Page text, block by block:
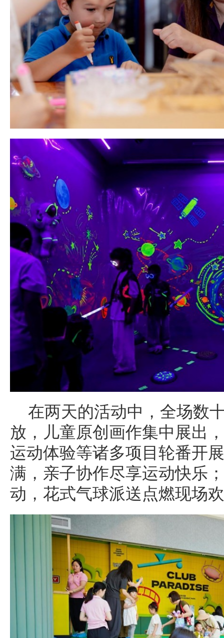
在两天的活动中，全场数
放，儿童原创画作集中展出
运动体验等诸多项目轮番开
满，亲子协作尽享运动快乐
动，花式气球派送点燃现场